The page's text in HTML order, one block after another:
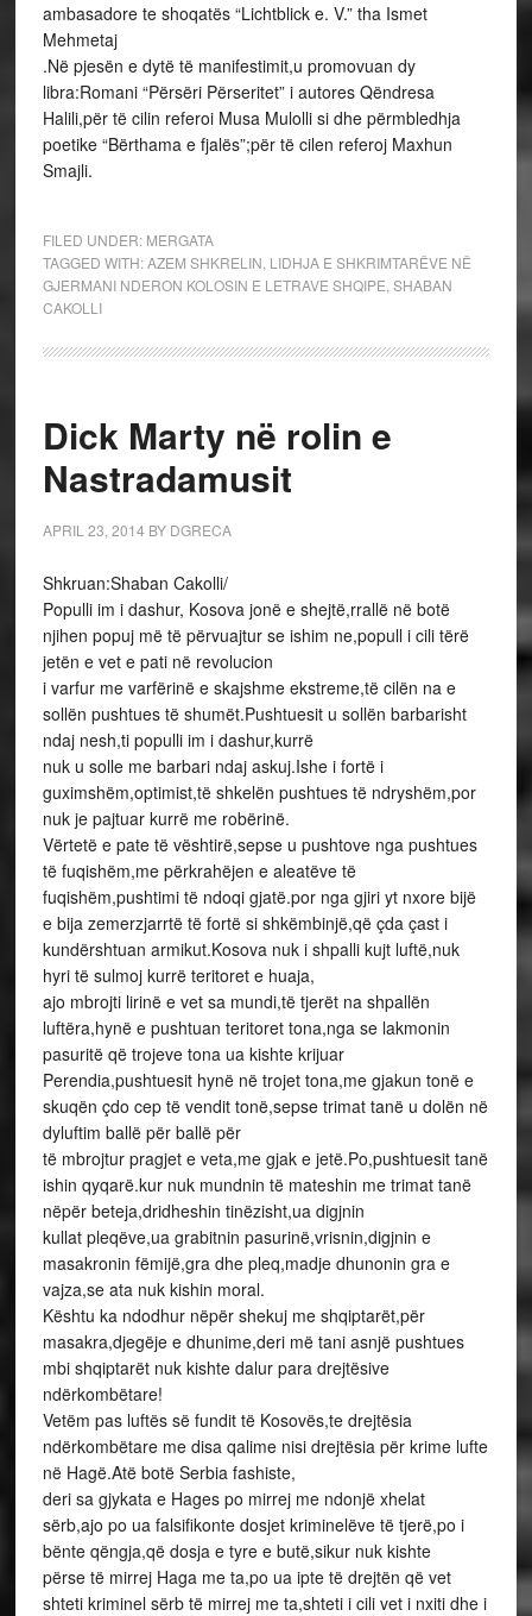
ambasadore te shoqatës “Lichtblick e. V.” tha Ismet
Mehmetaj
.Në pjesën e dytë të manifestimit,u promovuan dy
libra:Romani “Përsëri Përseritet” i autores Qëndresa
Halili,për të cilin referoi Musa Mulolli si dhe përmbledhja
poetike “Bërthama e fjalës”;për të cilen referoj Maxhun
Smajli.
FILED UNDER: MERGATA
TAGGED WITH:AZEM SHKRELIN LIDHJA E SHKRIMTARËVE NË
GJERMANI NDERON KOLOSIN E LETRAVE SHQIPE SHABAN
CAKOLLI
Dick Marty në rolin e
Nastradamusit
APRIL 23, 2014 BY DGRECA
Shkruan:Shaban Cakolli/
Populli im i dashur, Kosova jonë e shejtë,rrallë në botë
njihen popuj më të përvuajtur se ishim ne,popull i cili tërë
jetën e vet e pati në revolucion
i varfur me varfërinë e skajshme ekstreme,të cilën na e
sollën pushtues të shumët.Pushtuesit u sollën barbarisht
ndaj nesh,ti populli im i dashur,kurrë
nuk u solle me barbari ndaj askuj.Ishe i fortë i
guximshëm,optimist,të shkelën pushtues të ndryshëm,por
nuk je pajtuar kurrë me robërinë.
Vërtetë e pate të vështirë,sepse u pushtove nga pushtues
të fuqishëm,me përkrahëjen e aleatëve të
fuqishëm,pushtimi të ndoqi gjatë.por nga gjiri yt nxore bijë
e bija zemerzjarrtë të fortë si shkëmbinjë,që çda çast i
kundërshtuan armikut.Kosova nuk i shpalli kujt luftë,nuk
hyri të sulmoj kurrë teritoret e huaja,
ajo mbrojti lirinë e vet sa mundi,të tjerët na shpallën
luftëra,hynë e pushtuan teritoret tona,nga se lakmonin
pasuritë që trojeve tona ua kishte krijuar
Perendia,pushtuesit hynë në trojet tona,me gjakun tonë e
skuqën çdo cep të vendit tonë,sepse trimat tanë u dolën në
dyluftim ballë për ballë për
të mbrojtur pragjet e veta,me gjak e jetë.Po,pushtuesit tanë
ishin qyqarë.kur nuk mundnin të mateshin me trimat tanë
nëpër beteja,dridheshin tinëzisht,ua digjnin
kullat pleqëve,ua grabitnin pasurinë,vrisnin,digjnin e
masakronin fëmijë,gra dhe pleq,madje dhunonin gra e
vajza,se ata nuk kishin moral.
Kështu ka ndodhur nëpër shekuj me shqiptarët,për
masakra,djegëje e dhunime,deri më tani asnjë pushtues
mbi shqiptarët nuk kishte dalur para drejtësive
ndërkombëtare!
Vetëm pas luftës së fundit të Kosovës,te drejtësia
ndërkombëtare me disa qalime nisi drejtësia për krime lufte
në Hagë.Atë botë Serbia fashiste,
deri sa gjykata e Hages po mirrej me ndonjë xhelat
sërb,ajo po ua falsifikonte dosjet kriminelëve të tjerë,po i
bënte qëngja,që dosja e tyre e butë,sikur nuk kishte
përse të mirrej Haga me ta,po ua ipte të drejtën që vet
shteti kriminel sërb të mirrej me ta,shteti i cili vet i nxiti dhe i